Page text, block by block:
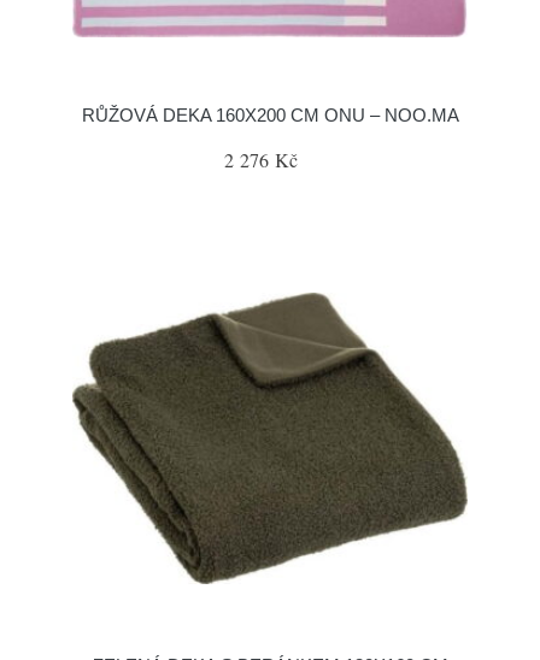
RŮŽOVÁ DEKA 160X200 CM ONU – NOO.MA
2 276 Kč